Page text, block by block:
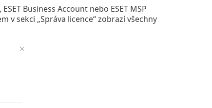
Business Account nebo ESET MSP
v sekci „Správa licence“ zobrazí všechny